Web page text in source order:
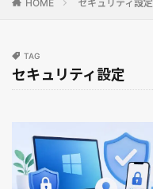
HOME セキュリティ設定
TAG
セキュリティ設定